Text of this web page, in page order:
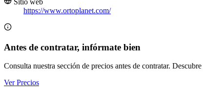
Sitio web
https://www.ortoplanet.com/
Antes de contratar, infórmate bien
Consulta nuestra sección de precios antes de contratar. Descubre
Ver Precios